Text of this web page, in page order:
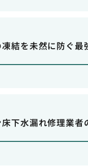
結を未然に防ぐ最
下水漏れ修理業者